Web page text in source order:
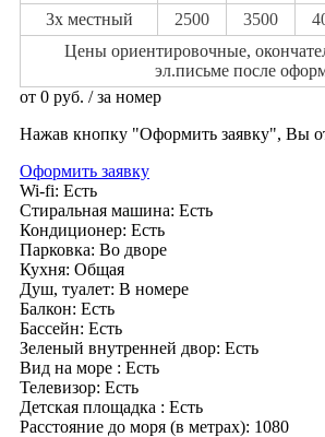
3х местный 2500 3500
Цены ориентировочные,
эл.письме после
от 0 руб. / за номер
Нажав кнопку "Оформить заявку", Вы
Оформить заявку
Wi-fi: Есть
Стиральная машина: Есть
Кондиционер: Есть
Парковка: Во дворе
Кухня: Общая
Душ, туалет: В номере
Балкон: Есть
Бассейн: Есть
Зеленый внутренней двор: Есть
Вид на море : Есть
Телевизор: Есть
Детская площадка : Есть
Расстояние до моря (в метрах): 1080